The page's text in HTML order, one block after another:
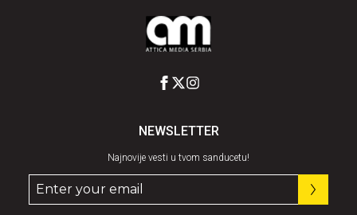
NEWSLETTER
Najnovije vesti u tvom sanducetu!